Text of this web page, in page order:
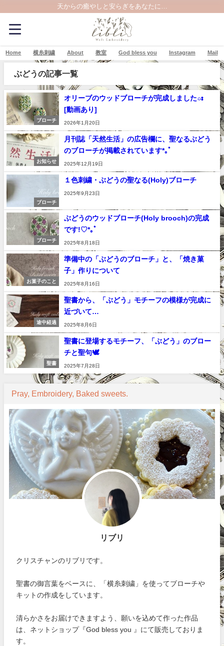
天からの癒やしと安らぎをあなたに…
Home 横糸刺繍 About 教室 God bless you Instagram Mail
ぶどうの記事一覧
ブローチ
オリーブのウッドブローチが完成しましたః
[動画あり]
2026年1月20日
お知らせ
月刊誌「天然生活」の広告欄に、聖なるぶどう
のブローチが掲載されています*｡ﾟ
2025年12月19日
ブローチ
１色刺繍・ぶどうの聖なる(Holy)ブローチ
2025年9月23日
ブローチ
ぶどうのウッドブローチ(Holy brooch)の完成
です!♡*｡ﾟ
2025年8月18日
お菓子のこと
準備中の「ぶどうのブローチ」と、「焼き菓
子」作りについて
2025年8月16日
途中経過
聖書から、「ぶどう」モチーフの模様が完成に
近づいて…
2025年8月6日
聖書
聖書に登場するモチーフ、「ぶどう」のブロー
チと聖句🕊
2025年7月28日
Pray, Embroidery, Baked sweets.
リブリ
クリスチャンのリブリです。
聖書の御言葉をベースに、「横糸刺繍」を使ってブローチや
キットの作成をしています。
清らかさをお届けできますよう、願いを込めて作った作品
は、ネットショップ『God bless you 』にて販売しておりま
す。